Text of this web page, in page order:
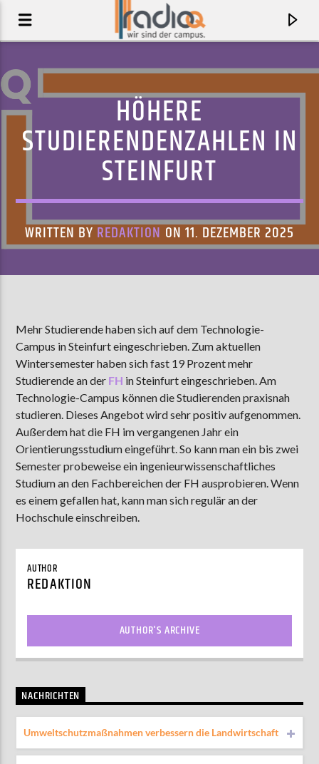
AKTUELLE SENDUNG
MOEBIUS
12:00 24:00
ZU HÖREN INMünster90,9 MHzSteinfurt103,9 MHz
HÖHERE
STUDIERENDENZAHLEN IN
STEINFURT
WRITTEN BY REDAKTION ON 11. DEZEMBER 2025
Mehr Studierende haben sich auf dem Technologie-
Campus in Steinfurt eingeschrieben. Zum aktuellen
Wintersemester haben sich fast 19 Prozent mehr
Studierende an der FH in Steinfurt eingeschrieben. Am
Technologie-Campus können die Studierenden praxisnah
studieren. Dieses Angebot wird sehr positiv aufgenommen.
Außerdem hat die FH im vergangenen Jahr ein
Orientierungsstudium eingeführt. So kann man ein bis zwei
Semester probeweise ein ingenieurwissenschaftliches
Studium an den Fachbereichen der FH ausprobieren. Wenn
es einem gefallen hat, kann man sich regulär an der
Hochschule einschreiben.
AUTHOR
REDAKTION
AUTHOR'S ARCHIVE
NACHRICHTEN
Umweltschutzmaßnahmen verbessern die Landwirtschaft